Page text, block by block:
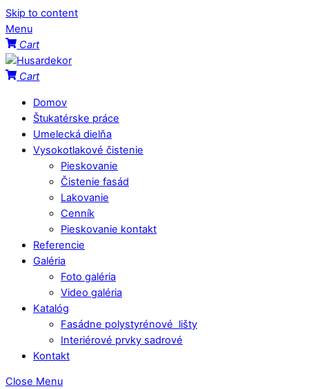
Skip to content
Menu
Cart
Cart
Domov
Štukatérske práce
Umelecká dielňa
Vysokotlakové čistenie
Pieskovanie
Čistenie fasád
Lakovanie
Cenník
Pieskovanie kontakt
Referencie
Galéria
Foto galéria
Video galéria
Katalóg
Fasádne polystyrénové lišty
Interiérové prvky sadrové
Kontakt
Close Menu